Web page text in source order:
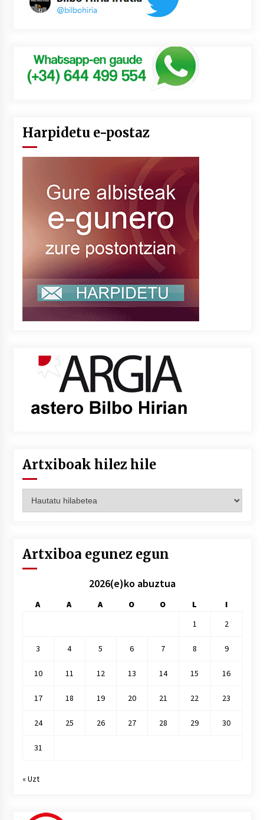
Harpidetu e-postaz
Artxiboak hilez hile
hilez
Artxiboa egunez egun
2026(e)ko abuztua
A A A O O L
I
1
2
3 4 5 6 7 8 9
10 11 12 13 14 15 16
17 18 19 20 21 22 23
24 25 26 27 28 29 30
31
« Uzt